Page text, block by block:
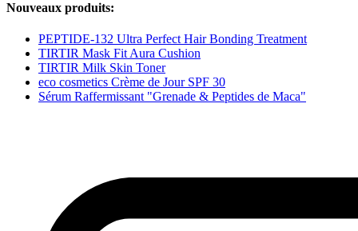
Nouveaux produits:
PEPTIDE-132 Ultra Perfect Hair Bonding Treatment
TIRTIR Mask Fit Aura Cushion
TIRTIR Milk Skin Toner
eco cosmetics Crème de Jour SPF 30
Sérum Raffermissant "Grenade & Peptides de Maca"